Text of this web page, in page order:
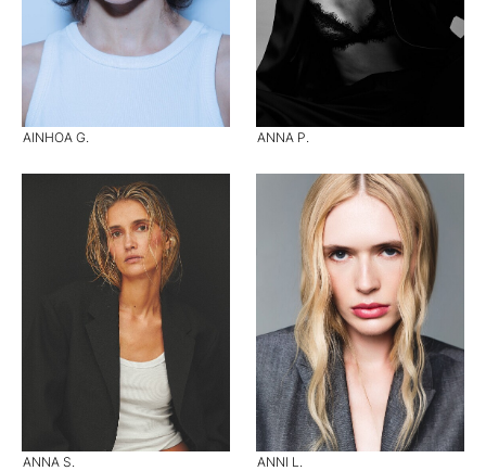
AINHOA G. ANNA P.
ANNA S. ANNI L.